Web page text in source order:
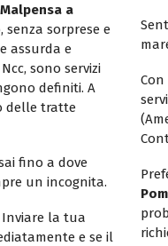
a
senza sorprese e
assurda e
sono servizi
definiti. A
delle tratte
fino a dove
un incognita.
Inviare la tua
e se il